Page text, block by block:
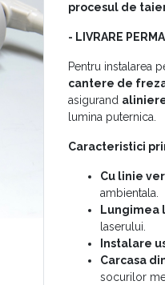
procesul de
- LIVRARE
Pentru instalarea
cantere de
asigurand
lumina puternica.
Caracteristici
Cu linie
ambientala.
Lungimea
laserului.
Instalare
Carcasa
socurilor